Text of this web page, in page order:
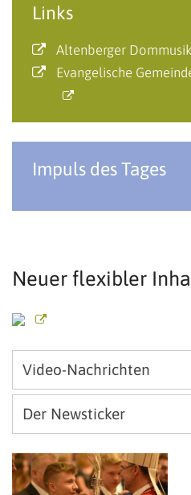
Links
Altenberger Dommusik
Evangelische
Impuls des Tages
Neuer flexibler
Video-Nachrichten
Der Newsticker